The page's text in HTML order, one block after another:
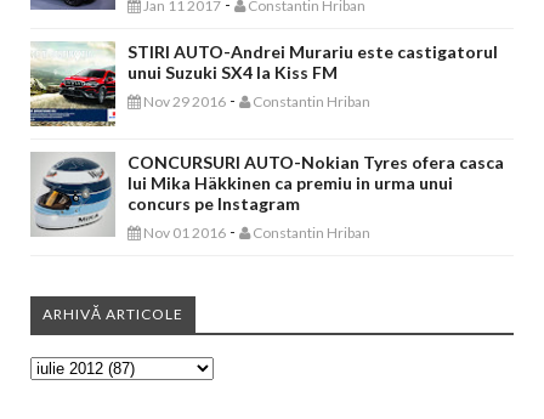
Jan 11 2017 - Constantin Hriban
STIRI AUTO-Andrei Murariu este castigatorul
unui Suzuki SX4 la Kiss FM
Nov 29 2016 - Constantin Hriban
CONCURSURI AUTO-Nokian Tyres ofera casca
lui Mika Häkkinen ca premiu in urma unui
concurs pe Instagram
Nov 01 2016 - Constantin Hriban
ARHIVĂ ARTICOLE